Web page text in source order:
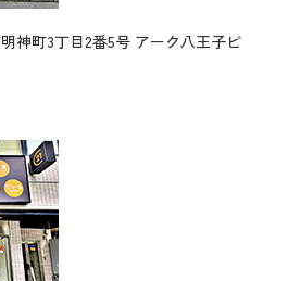
神町3丁目2番5号 アーク八王子ビ